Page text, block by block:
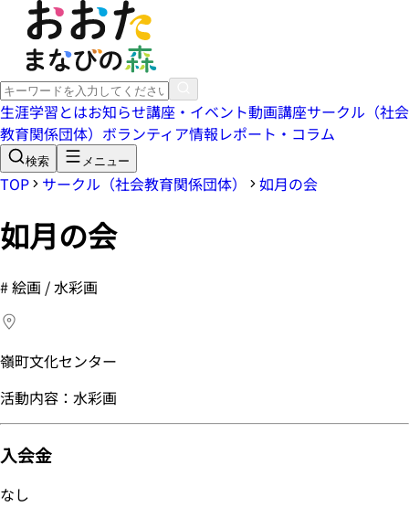
生涯学習とはお知らせ講座・イベント動画講座サークル（社会
教育関係団体） ボランティア情報レポート・コラム
検索 メニュー
TOP サークル（社会教育関係団体） 如月の会
如月の会
#絵画 / 水彩画
嶺町文化センター
活動内容：水彩画
入会金
なし